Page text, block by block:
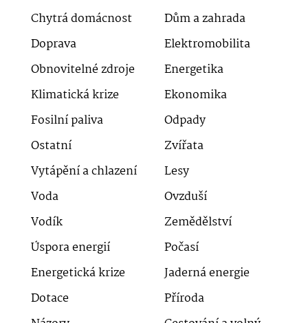
Chytrá domácnost
Dům a zahrada
Doprava
Elektromobilita
Obnovitelné zdroje
Energetika
Klimatická krize
Ekonomika
Fosilní paliva
Odpady
Ostatní
Zvířata
Vytápění a chlazení
Lesy
Voda
Ovzduší
Vodík
Zemědělství
Úspora energií
Počasí
Energetická krize
Jaderná energie
Dotace
Příroda